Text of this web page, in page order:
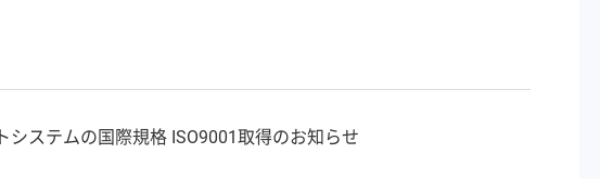
システムの国際規格 ISO9001取得のお知らせ